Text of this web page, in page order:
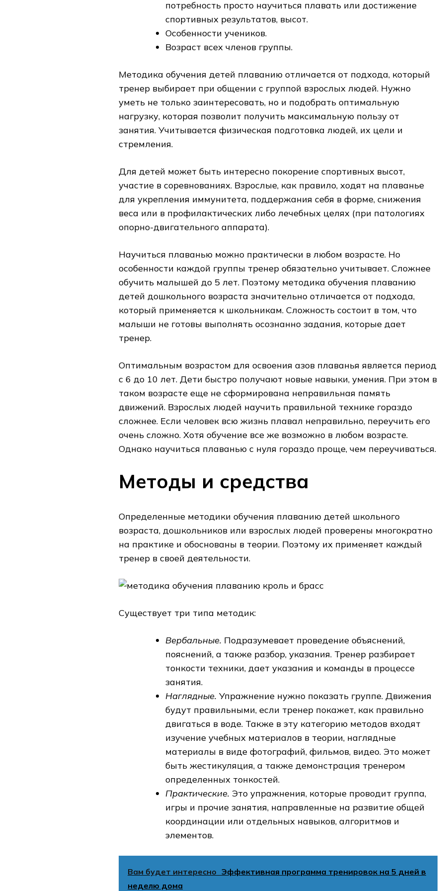
потребность просто научиться плавать или достижение
спортивных результатов, высот.
Особенности учеников.
Возраст всех членов группы.
Методика обучения детей плаванию отличается от подхода, который
тренер выбирает при общении с группой взрослых людей. Нужно
уметь не только заинтересовать, но и подобрать оптимальную
нагрузку, которая позволит получить максимальную пользу от
занятия. Учитывается физическая подготовка людей, их цели и
стремления.
Для детей может быть интересно покорение спортивных высот,
участие в соревнованиях. Взрослые, как правило, ходят на плаванье
для укрепления иммунитета, поддержания себя в форме, снижения
веса или в профилактических либо лечебных целях (при патологиях
опорно-двигательного аппарата).
Научиться плаванью можно практически в любом возрасте. Но
особенности каждой группы тренер обязательно учитывает. Сложнее
обучить малышей до 5 лет. Поэтому методика обучения плаванию
детей дошкольного возраста значительно отличается от подхода,
который применяется к школьникам. Сложность состоит в том, что
малыши не готовы выполнять осознанно задания, которые дает
тренер.
Оптимальным возрастом для освоения азов плаванья является период
с 6 до 10 лет. Дети быстро получают новые навыки, умения. При этом в
таком возрасте еще не сформирована неправильная память
движений. Взрослых людей научить правильной технике гораздо
сложнее. Если человек всю жизнь плавал неправильно, переучить его
очень сложно. Хотя обучение все же возможно в любом возрасте.
Однако научиться плаванью с нуля гораздо проще, чем переучиваться.
Методы и средства
Определенные методики обучения плаванию детей школьного
возраста, дошкольников или взрослых людей проверены многократно
на практике и обоснованы в теории. Поэтому их применяет каждый
тренер в своей деятельности.
Существует три типа методик:
Вербальные. Подразумевает проведение объяснений,
пояснений, а также разбор, указания. Тренер разбирает
тонкости техники, дает указания и команды в процессе
занятия.
Наглядные. Упражнение нужно показать группе. Движения
будут правильными, если тренер покажет, как правильно
двигаться в воде. Также в эту категорию методов входят
изучение учебных материалов в теории, наглядные
материалы в виде фотографий, фильмов, видео. Это может
быть жестикуляция, а также демонстрация тренером
определенных тонкостей.
Практические. Это упражнения, которые проводит группа,
игры и прочие занятия, направленные на развитие общей
координации или отдельных навыков, алгоритмов и
элементов.
Вам будет интересно Эффективная программа тренировок на 5 дней в
неделю дома